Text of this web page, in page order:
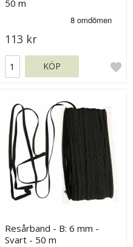
50 m
113 kr
KÖP
Resårband - B: 6 mm -
Svart - 50 m